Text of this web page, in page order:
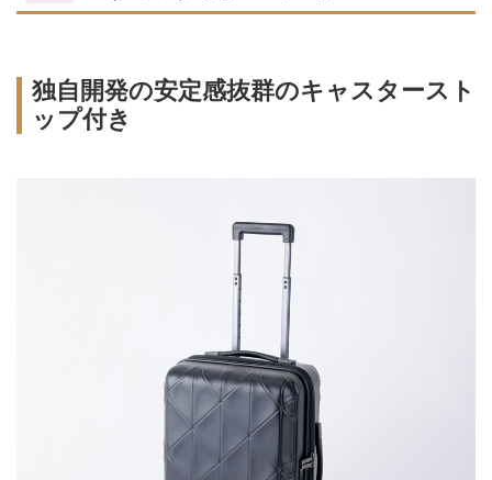
独自開発の安定感抜群のキャスタースト
ップ付き